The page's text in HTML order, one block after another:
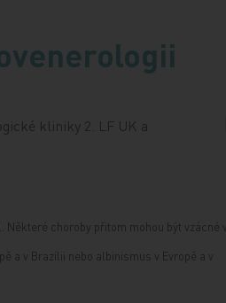
kliniky 2. LF UK a
choroby přitom mohou být vzácné v
a v Brazílii nebo albinismus v Evropě a v